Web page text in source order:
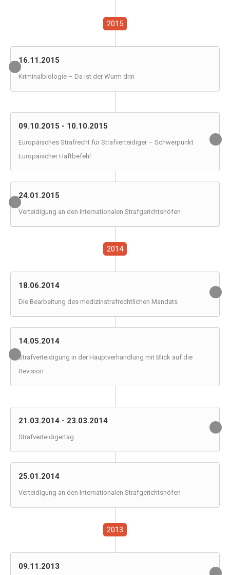
2015
16.11.2015
Kriminalbiologie – Da ist der Wurm drin
09.10.2015 - 10.10.2015
Europäisches Strafrecht für Strafverteidiger – Schwerpunkt
Europäischer Haftbefehl
24.01.2015
Verteidigung an den Internationalen Strafgerichtshöfen
2014
18.06.2014
Die Bearbeitung des medizinstrafrechtlichen Mandats
14.05.2014
Strafverteidigung in der Hauptverhandlung mit Blick auf die
Revision
21.03.2014 - 23.03.2014
Strafverteidigertag
25.01.2014
Verteidigung an den Internationalen Strafgerichtshöfen
2013
09.11.2013